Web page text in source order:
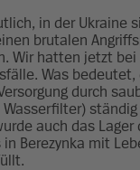
in der Ukraine
brutalen
Wir hatten jetzt bei
Was bedeutet,
durch
Wasserfilter)
auch das Lager
Berezynka mit